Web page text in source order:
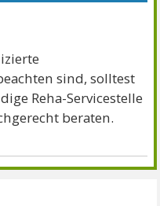
sind, solltest
Reha-Servicestelle
beraten.